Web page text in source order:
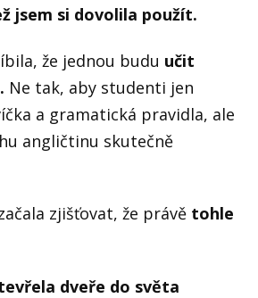
jsem si dovolila použít.
že jednou budu učit
Ne tak, aby studenti jen
a gramatická pravidla, ale
angličtinu skutečně
zjišťovat, že právě tohle
dveře do světa